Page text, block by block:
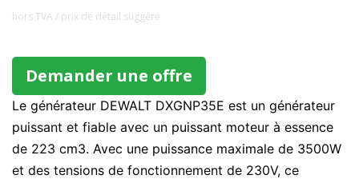
hors TVA / prix ​​de détail suggéré
Demander une offre
Le générateur DEWALT DXGNP35E est un générateur
puissant et fiable avec un puissant moteur à essence
de 223 cm3. Avec une puissance maximale de 3500W
et des tensions de fonctionnement de 230V, ce